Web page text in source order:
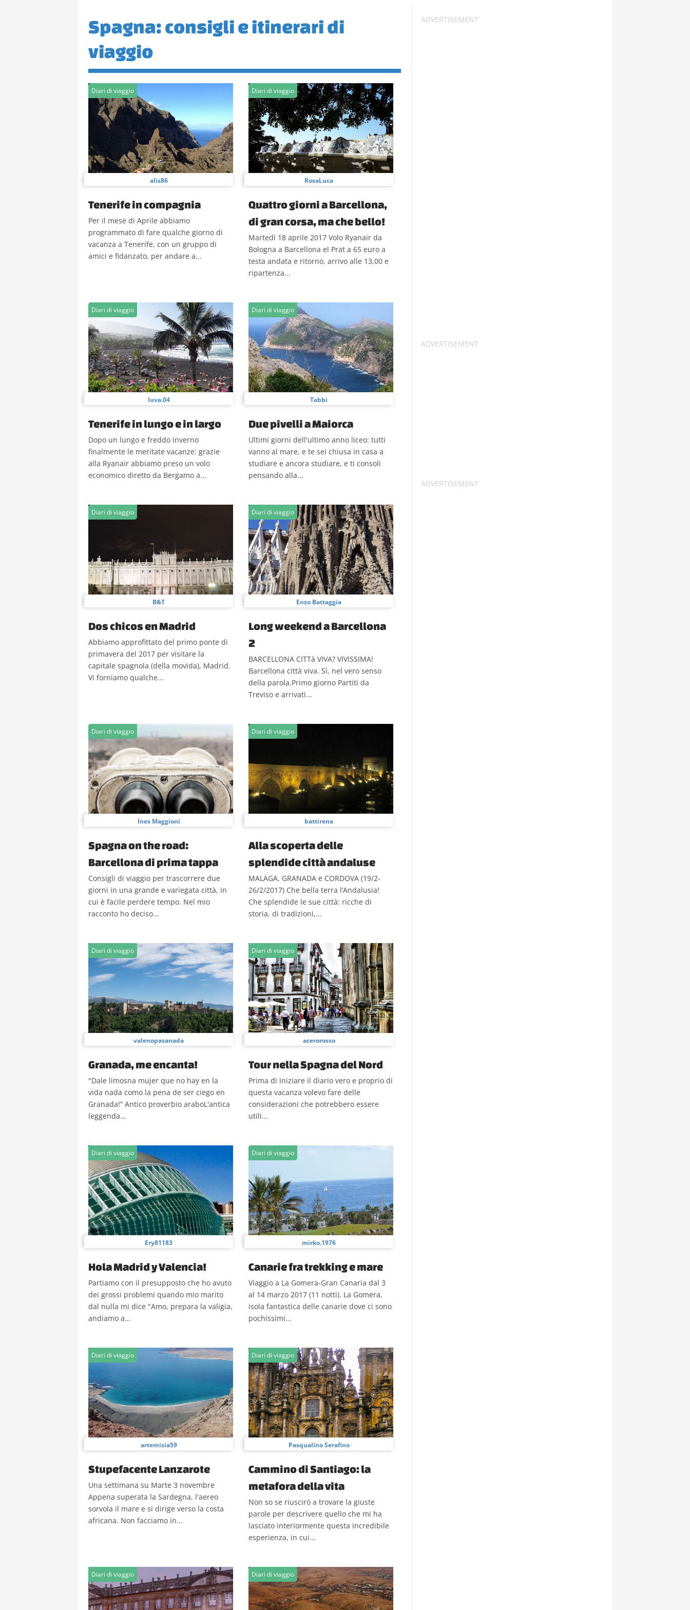
Spagna: consigli e itinerari di
viaggio
Diari di viaggio
alis86
Tenerife in compagnia
Per il mese di Aprile abbiamo
programmato di fare qualche giorno di
vacanza a Tenerife, con un gruppo di
amici e fidanzato, per andare a...
Diari di viaggio
RosaLuca
Quattro giorni a Barcellona,
di gran corsa, ma che bello!
Martedì 18 aprile 2017 Volo Ryanair da
Bologna a Barcellona el Prat a 65 euro a
testa andata e ritorno, arrivo alle 13,00 e
ripartenza...
Diari di viaggio
luva.04
Tenerife in lungo e in largo
Dopo un lungo e freddo inverno
finalmente le meritate vacanze: grazie
alla Ryanair abbiamo preso un volo
economico diretto da Bergamo a...
Diari di viaggio
Tabbi
Due pivelli a Maiorca
Ultimi giorni dell'ultimo anno liceo: tutti
vanno al mare, e te sei chiusa in casa a
studiare e ancora studiare, e ti consoli
pensando alla...
Diari di viaggio
B&T
Dos chicos en Madrid
Abbiamo approfittato del primo ponte di
primavera del 2017 per visitare la
capitale spagnola (della movida), Madrid.
Vi forniamo qualche...
Diari di viaggio
Enzo Battaggia
Long weekend a Barcellona
2
BARCELLONA CITTà VIVA? VIVISSIMA!
Barcellona città viva. Sì, nel vero senso
della parola.Primo giorno Partiti da
Treviso e arrivati...
Diari di viaggio
Ines Maggioni
Spagna on the road:
Barcellona di prima tappa
Consigli di viaggio per trascorrere due
giorni in una grande e variegata città, in
cui è facile perdere tempo. Nel mio
racconto ho deciso...
Diari di viaggio
battirena
Alla scoperta delle
splendide città andaluse
MALAGA, GRANADA e CORDOVA (19/2-
26/2/2017) Che bella terra l’Andalusia!
Che splendide le sue città: ricche di
storia, di tradizioni,...
Diari di viaggio
valenopasanada
Granada, me encanta!
"Dale limosna mujer que no hay en la
vida nada como la pena de ser ciego en
Granada!” Antico proverbio araboL'antica
leggenda...
Diari di viaggio
acerorosso
Tour nella Spagna del Nord
Prima di iniziare il diario vero e proprio di
questa vacanza volevo fare delle
considerazioni che potrebbero essere
utili...
Diari di viaggio
Ery81183
Hola Madrid y Valencia!
Partiamo con il presupposto che ho avuto
dei grossi problemi quando mio marito
dal nulla mi dice "Amo, prepara la valigia,
andiamo a...
Diari di viaggio
mirko.1976
Canarie fra trekking e mare
Viaggio a La Gomera-Gran Canaria dal 3
al 14 marzo 2017 (11 notti). La Gomera,
isola fantastica delle canarie dove ci sono
pochissimi...
Diari di viaggio
artemisia59
Stupefacente Lanzarote
Una settimana su Marte 3 novembre
Appena superata la Sardegna, l'aereo
sorvola il mare e si dirige verso la costa
africana. Non facciamo in...
Diari di viaggio
Pasqualino Serafino
Cammino di Santiago: la
metafora della vita
Non so se riuscirò a trovare la giuste
parole per descrivere quello che mi ha
lasciato interiormente questa incredibile
esperienza, in cui...
Diari di viaggio Diari di viaggio